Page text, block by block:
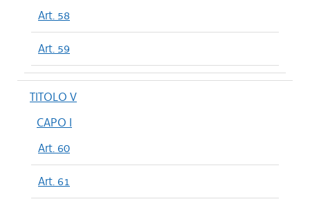
Art. 58
Art. 59
TITOLO V
CAPO I
Art. 60
Art. 61